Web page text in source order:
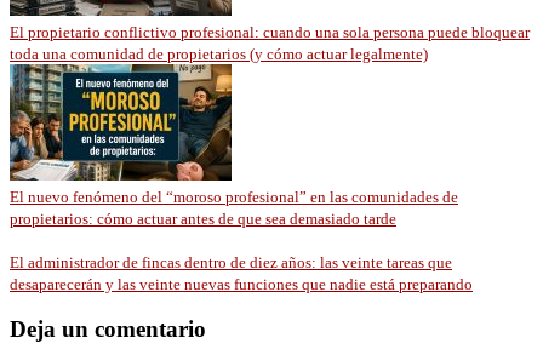
El propietario conflictivo profesional: cuando una sola persona puede bloquear
toda una comunidad de propietarios (y cómo actuar legalmente)
El nuevo fenómeno del “moroso profesional” en las comunidades de
propietarios: cómo actuar antes de que sea demasiado tarde
El administrador de fincas dentro de diez años: las veinte tareas que
desaparecerán y las veinte nuevas funciones que nadie está preparando
Deja un comentario